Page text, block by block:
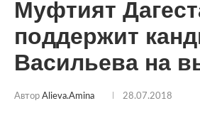
Муфтият
поддержит
Васильева на
Автор Alieva.amina 28.07.2018